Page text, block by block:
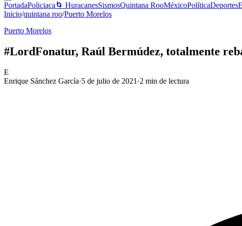
PortadaPoliciaca 🌀 HuracanesSismosQuintana RooMéxicoPolíticaDeportes
Inicio/quintana roo/Puerto Morelos
Puerto Morelos
#LordFonatur, Raúl Bermúdez, totalmente
E
Enrique Sánchez García·5 de julio de 2021 ·2 min de lectura